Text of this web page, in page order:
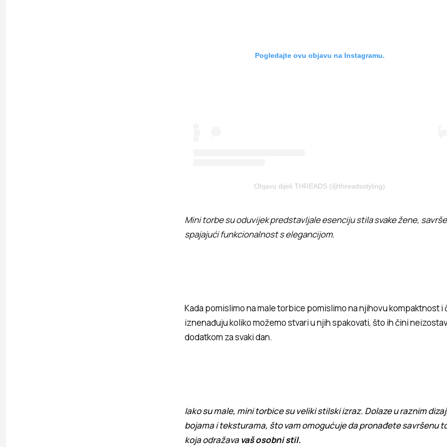
Pogledajte ovu objavu na Instagramu.
Objavu dijeli THREADS (@threadsstyling)
Mini torbe su oduvijek predstavljale esenciju stila svake žene,
spajajući funkcionalnost s elegancijom.
Kada pomislimo na male torbice pomislimo na njihovu kompaktnost i
iznenađuju koliko možemo stvari u njih spakovati, što ih čini
dodatkom za svaki dan.
Iako su male, mini torbice su veliki stilski izraz. Dolaze u raznim
bojama i teksturama, što vam omogućuje da pronađete savršenu
koja odražavavaš osobni stil.